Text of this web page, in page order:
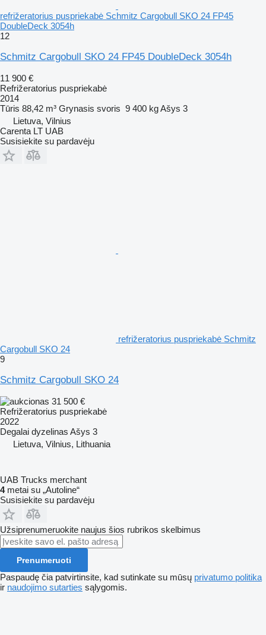
refrižeratorius puspriekabė Schmitz Cargobull SKO 24 FP45
DoubleDeck 3054h
12
Schmitz Cargobull SKO 24 FP45 DoubleDeck 3054h
11 900 €
Refrižeratorius puspriekabė
2014
Tūris 88,42 m³ Grynasis svoris 9 400 kgAšys 3
Lietuva, Vilnius
Carenta LT UAB
Susisiekite su pardavėju
refrižeratorius puspriekabė Schmitz
Cargobull SKO 24
9
Schmitz Cargobull SKO 24
31 500 €
Refrižeratorius puspriekabė
2022
Degalai dyzelinas Ašys 3
Lietuva, Vilnius, Lithuania
UAB Trucks merchant
4metai su „Autoline“
Susisiekite su pardavėju
Užsiprenumeruokite naujus šios rubrikos skelbimus
Prenumeruoti
Paspaudę čia patvirtinsite, kad sutinkate su mūsų privatumo politika
ir naudojimo sutarties sąlygomis.